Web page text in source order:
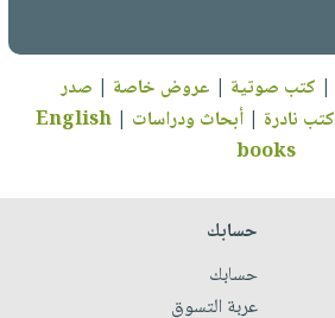
| كتب صوتية | عروض خاصة | صدر
كتب نادرة |أبحاث ودراسات |
English
books
حسابك
حسابك
عربة التسوق